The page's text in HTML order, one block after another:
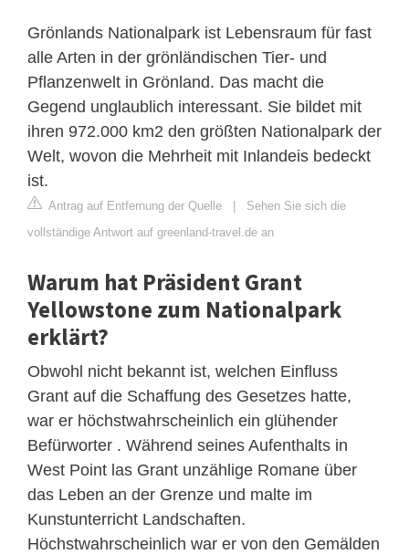
Grönlands Nationalpark ist Lebensraum für fast
alle Arten in der grönländischen Tier- und
Pflanzenwelt in Grönland. Das macht die
Gegend unglaublich interessant. Sie bildet mit
ihren 972.000 km2 den größten Nationalpark der
Welt, wovon die Mehrheit mit Inlandeis bedeckt
ist.
Antrag auf Entfernung der Quelle | Sehen Sie sich die
vollständige Antwort auf greenland-travel.de an
Warum hat Präsident Grant
Yellowstone zum Nationalpark
erklärt?
Obwohl nicht bekannt ist, welchen Einfluss
Grant auf die Schaffung des Gesetzes hatte,
war er höchstwahrscheinlich ein glühender
Befürworter . Während seines Aufenthalts in
West Point las Grant unzählige Romane über
das Leben an der Grenze und malte im
Kunstunterricht Landschaften.
Höchstwahrscheinlich war er von den Gemälden